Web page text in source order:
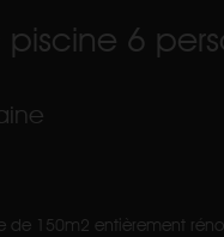
6
150m2 entièrement